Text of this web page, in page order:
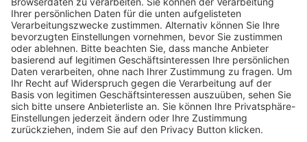
Trainerausbildung
Schulungsangebot Vereinsmitarbeiter
BFV-Geschäftsstellen
Trainerbörse
Login SpielPlus